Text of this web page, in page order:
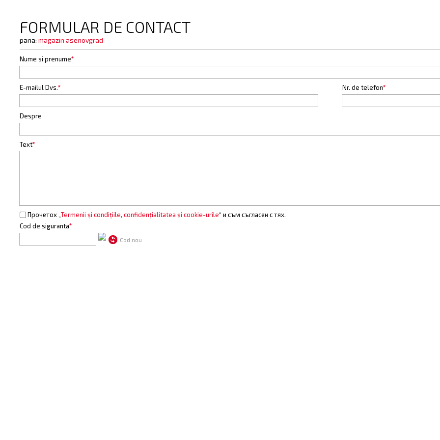
FORMULAR DE CONTACT
pana: magazin asenovgrad
Nume si prenume*
E-mailul Dvs.* Nr. de telefon*
Despre
Text*
Прочетох „ Termenii și condițiile, confidențialitatea și cookie-urile“ и съм съгласен с тях.
Cod de siguranta*
Cod nou